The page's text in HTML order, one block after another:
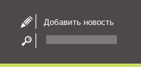
Добавить новость